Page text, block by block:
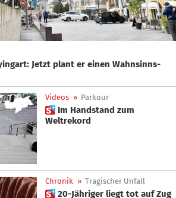
Videos » Parkour
 Im Handstand zum
Weltrekord
Chronik » Tragischer Unfall
 20-Jähriger liegt tot auf Zug